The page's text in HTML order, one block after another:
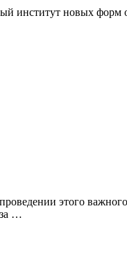
институт новых
этого
…